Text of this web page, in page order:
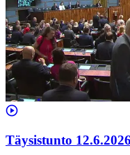
Täysistunto